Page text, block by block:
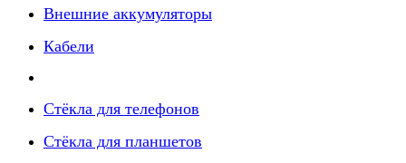
Внешние аккумуляторы
Кабели
Стёкла для телефонов
Стёкла для планшетов